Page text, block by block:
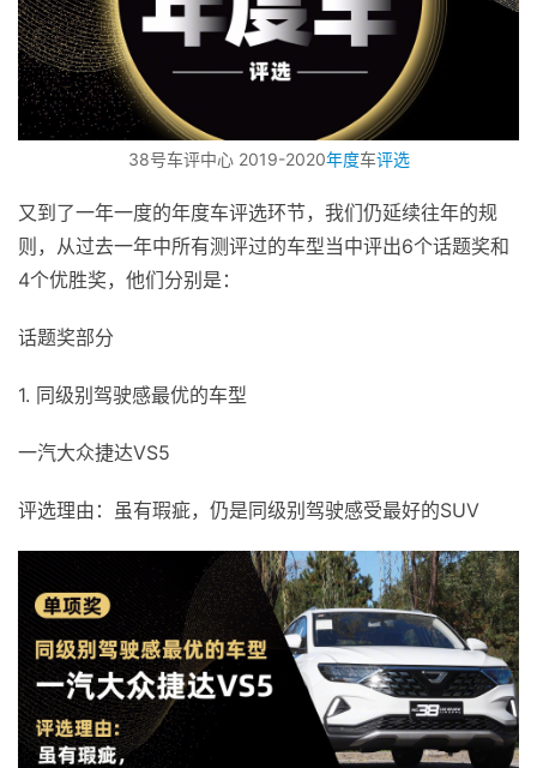
38号车评中心 2019-2020年度车评选
又到了一年一度的年度车评选环节，我们仍延续往年的规
则，从过去一年中所有测评过的车型当中评出6个话题奖和
4个优胜奖，他们分别是：
话题奖部分
1. 同级别驾驶感最优的车型
一汽大众捷达VS5
评选理由：虽有瑕疵，仍是同级别驾驶感受最好的SUV